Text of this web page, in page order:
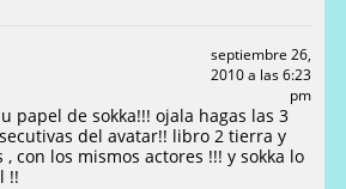
septiembre 26,
2010 a las 6:23
pm
papel de sokka!!! ojala hagas las 3
del avatar!! libro 2 tierra y
con los mismos actores !!! y sokka lo
!!